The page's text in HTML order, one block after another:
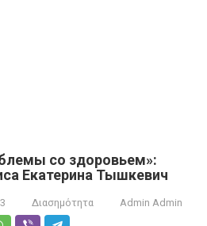
со здоровьем»:
Екатерина Тышкевич
Διασημότητα Admin Admin